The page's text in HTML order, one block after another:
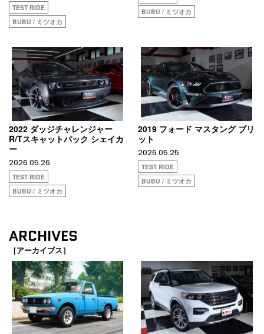
TEST RIDE
BUBU / ミツオカ
BUBU / ミツオカ
2022 ダッジチャレンジャー
R/Tスキャットパック シェイカ
ー
2026.05.26
TEST RIDE
BUBU / ミツオカ
2019 フォード マスタング ブリ
ット
2026.05.25
TEST RIDE
BUBU / ミツオカ
ARCHIVES
［アーカイブス］